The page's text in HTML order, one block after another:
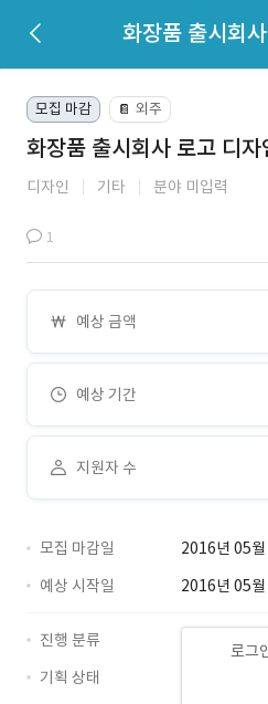
화장품 출시회
모집 마감 📔 외주
화장품 출시회사 로고 디자
디자인 기타 분야 미입력
1
예상 금액
예상 기간
지원자 수
모집 마감일
2016년 05월
예상 시작일
2016년 05월
로그
진행 분류
기획 상태